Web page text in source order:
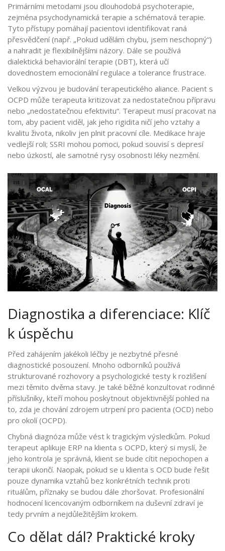
Primárními metodami jsou dlouhodobá psychoterapie,
zejména psychodynamická terapie a schématová terapie.
Tyto přístupy pomáhají pacientovi identifikovat raná
přesvědčení (např. „Pokud udělám chybu, jsem neschopný“)
a nahradit je flexibilnějšími názory. Dále se používá
dialektická behaviorální terapie (DBT), která učí
dovednostem emocionální regulace a tolerance frustrace.
Velkou výzvou je budování terapeutického aliance. Pacient s
OCPD může terapeuta kritizovat za nedostatečnou přípravu
nebo „nedostatečnou efektivitu“. Terapeut musí pracovat na
tom, aby pacient viděl, jak jeho rigidita ničí jeho vztahy a
kvalitu života, nikoliv jen plnit pracovní cíle. Medikace hraje
vedlejší roli; SSRI mohou pomoci, pokud souvisí s depresí
nebo úzkostí, ale samotné rysy osobnosti léky nezmění.
Diagnostika a diferenciace: Klíč
k úspěchu
Před zahájením jakékoli léčby je nezbytné přesné
diagnostické posouzení. Mnoho odborníků používá
strukturované rozhovory a psychologické testy k rozlišení
mezi těmito dvěma stavy. Je také běžné konzultovat rodinné
příslušníky, kteří mohou poskytnout objektivnější pohled na
to, zda je chování zdrojem utrpení pro pacienta (OCD) nebo
pro okolí (OCPD).
Chybná diagnóza může vést k tragickým výsledkům. Pokud
terapeut aplikuje ERP na klienta s OCPD, který si myslí, že
jeho kontrola je správná, klient se bude cítit nepochopen a
terapii ukončí. Naopak, pokud se u klienta s OCD bude řešit
pouze dynamika vztahů bez konkrétních technik proti
rituálům, příznaky se budou dále zhoršovat. Profesionální
hodnocení licencovaným odborníkem na duševní zdraví je
tedy prvním a nejdůležitějším krokem.
Co dělat dál? Praktické kroky